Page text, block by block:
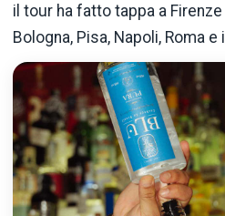
il tour ha fatto tappa a
Bologna, Pisa, Napoli, Roma